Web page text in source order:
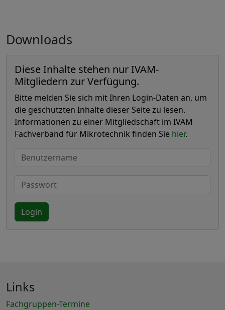
Downloads
Diese Inhalte stehen nur IVAM-
Mitgliedern zur Verfügung.
Bitte melden Sie sich mit Ihren Login-Daten an, um
die geschützten Inhalte dieser Seite zu lesen.
Informationen zu einer Mitgliedschaft im IVAM
Fachverband für Mikrotechnik finden Sie hier.
Benutzername
Passwort
Login
Links
Fachgruppen-Termine